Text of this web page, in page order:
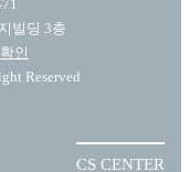
빌딩 3층
인
Reserved
CS CENTER